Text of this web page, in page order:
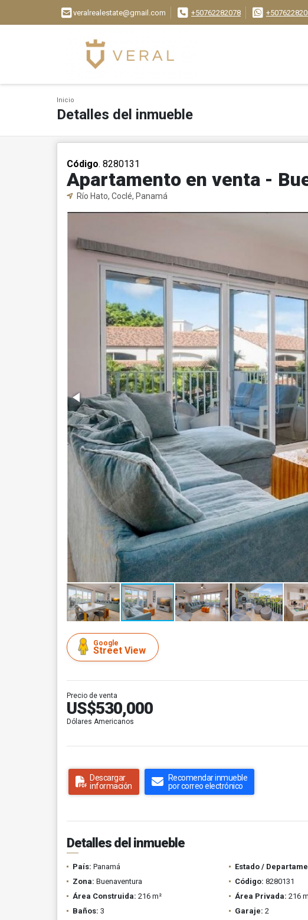
veralrealestate@gmail.com +50762282078
Inicio
Detalles del inmueble
Código. 8280131
Apartamento en venta -
Río Hato, Coclé, Panamá
Google
Street View
Precio de venta
US$530,000
Dólares Americanos
Descargar
información
Recomendar inmueble
por correo electrónico
Detalles del inmueble
País: Panamá Estado /
Zona: Buenaventura Código: 8280131
Área Construida: 216 m² Área Privada: 216
Baños: 3 Garaje: 2